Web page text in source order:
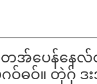
အ်ပေန်နေလ်
ဝ်ဓဝ်။ တုဲဂှ်